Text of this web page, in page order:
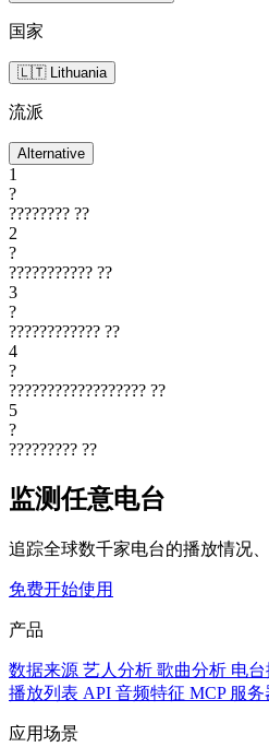
国家
🇱🇹 Lithuania
流派
Alternative
1
?
???????? ??
2
?
??????????? ??
3
?
???????????? ??
4
?
?????????????????? ??
5
?
????????? ??
监测任意电台
追踪全球数千家电台的播放情况
免费开始使用
产品
数据来源 艺人分析 歌曲分析 电
播放列表 API 音频特征 MCP 服务
应用场景